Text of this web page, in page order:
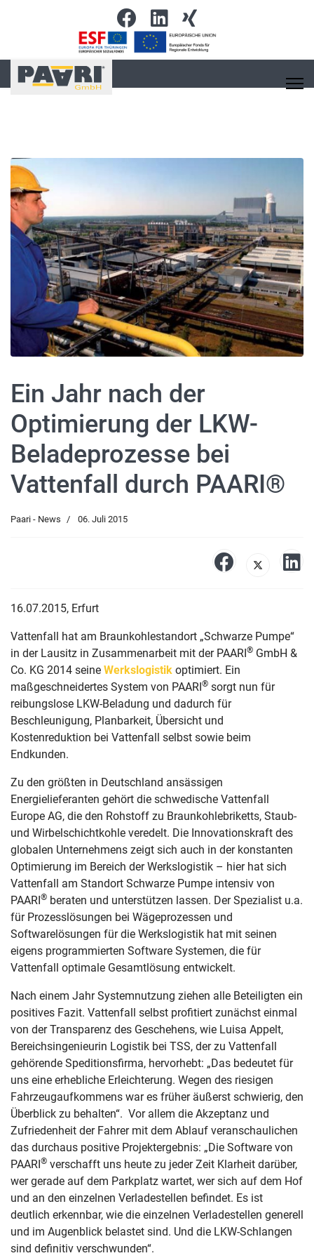
Ein Jahr nach der
Optimierung der LKW-
Beladeprozesse bei
Vattenfall durch PAARI®
Paari - News 06. Juli 2015
16.07.2015, Erfurt
Vattenfall hat am Braunkohlestandort „Schwarze Pumpe“
in der Lausitz in Zusammenarbeit mit der PAARI® GmbH &
Co. KG 2014 seine Werkslogistik optimiert. Ein
maßgeschneidertes System von PAARI® sorgt nun für
reibungslose LKW-Beladung und dadurch für
Beschleunigung, Planbarkeit, Übersicht und
Kostenreduktion bei Vattenfall selbst sowie beim
Endkunden.
Zu den größten in Deutschland ansässigen
Energielieferanten gehört die schwedische Vattenfall
Europe AG, die den Rohstoff zu Braunkohlebriketts, Staub-
und Wirbelschichtkohle veredelt. Die Innovationskraft des
globalen Unternehmens zeigt sich auch in der konstanten
Optimierung im Bereich der Werkslogistik – hier hat sich
Vattenfall am Standort Schwarze Pumpe intensiv von
PAARI® beraten und unterstützen lassen. Der Spezialist u.a.
für Prozesslösungen bei Wägeprozessen und
Softwarelösungen für die Werkslogistik hat mit seinen
eigens programmierten Software Systemen, die für
Vattenfall optimale Gesamtlösung entwickelt.
Nach einem Jahr Systemnutzung ziehen alle Beteiligten ein
positives Fazit. Vattenfall selbst profitiert zunächst einmal
von der Transparenz des Geschehens, wie Luisa Appelt,
Bereichsingenieurin Logistik bei TSS, der zu Vattenfall
gehörende Speditionsfirma, hervorhebt: „Das bedeutet für
uns eine erhebliche Erleichterung. Wegen des riesigen
Fahrzeugaufkommens war es früher äußerst schwierig, den
Überblick zu behalten“. Vor allem die Akzeptanz und
Zufriedenheit der Fahrer mit dem Ablauf veranschaulichen
das durchaus positive Projektergebnis: „Die Software von
PAARI® verschafft uns heute zu jeder Zeit Klarheit darüber,
wer gerade auf dem Parkplatz wartet, wer sich auf dem Hof
und an den einzelnen Verladestellen befindet. Es ist
deutlich erkennbar, wie die einzelnen Verladestellen generell
und im Augenblick belastet sind. Und die LKW-Schlangen
sind definitiv verschwunden“.